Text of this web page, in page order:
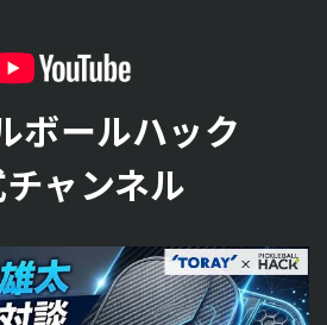
ボールハック
ャンネル